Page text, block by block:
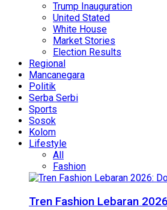
Trump Inauguration
United Stated
White House
Market Stories
Election Results
Regional
Mancanegara
Politik
Serba Serbi
Sports
Sosok
Kolom
Lifestyle
All
Fashion
Tren Fashion Lebaran